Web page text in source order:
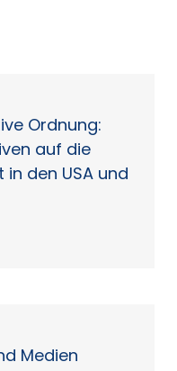
Ordnung:
auf die
den USA und
Medien